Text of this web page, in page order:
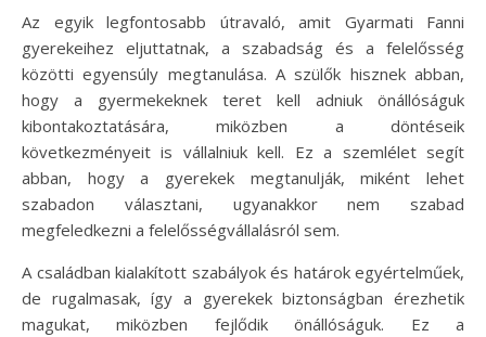
Az egyik legfontosabb útravaló, amit Gyarmati Fanni
gyerekeihez eljuttatnak, a szabadság és a felelősség
közötti egyensúly megtanulása. A szülők hisznek abban,
hogy a gyermekeknek teret kell adniuk önállóságuk
kibontakoztatására, miközben a döntéseik
következményeit is vállalniuk kell. Ez a szemlélet segít
abban, hogy a gyerekek megtanulják, miként lehet
szabadon választani, ugyanakkor nem szabad
megfeledkezni a felelősségvállalásról sem.
A családban kialakított szabályok és határok egyértelműek,
de rugalmasak, így a gyerekek biztonságban érezhetik
magukat, miközben fejlődik önállóságuk. Ez a